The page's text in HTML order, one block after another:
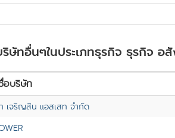
ษัทอื่นๆในประเภทธุรกิจ ธุรกิจ อ
อบริษัท
เจริญสิน แอสเสท จำกัด